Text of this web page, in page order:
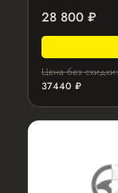
28 800 ₽
Цена без скидки:
37440 ₽